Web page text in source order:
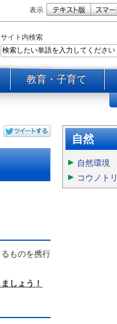
表示
サイト内検索
教育・子育て
ものを携行
しょう！
自然
自然環境
コウノトリ